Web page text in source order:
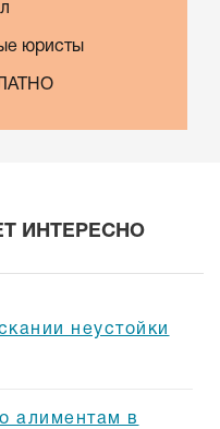
юристы
ИНТЕРЕСНО
неустойки
алиментам в